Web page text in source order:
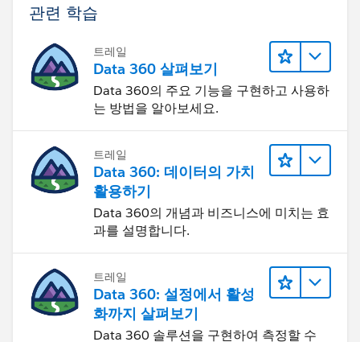
관련 학습
트레일
Data 360 살펴보기
Data 360의 주요 기능을 구현하고 사용하
는 방법을 알아보세요.
트레일
Data 360: 데이터의 가치
활용하기
Data 360의 개념과 비즈니스에 미치는 효
과를 설명합니다.
트레일
Data 360: 설정에서 활성
화까지 살펴보기
Data 360 솔루션을 구현하여 측정할 수